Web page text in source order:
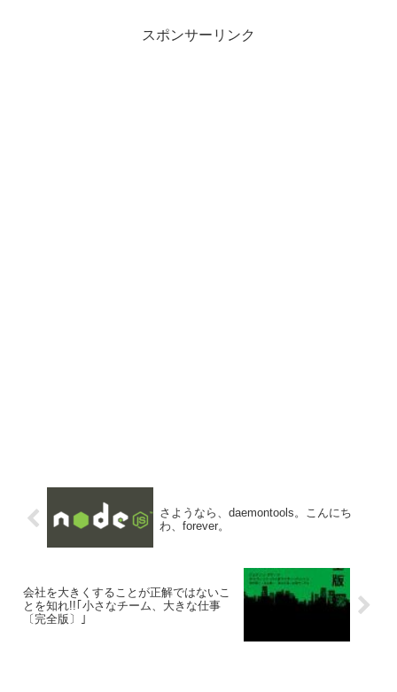
スポンサーリンク
さようなら、daemontools。こんにち
わ、forever。
会社を大きくすることが正解ではないこ
とを知れ!!｢小さなチーム、大きな仕事
〔完全版〕｣